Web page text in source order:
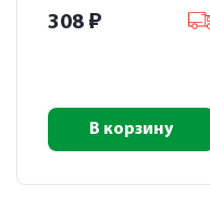
308 ₽
В корзину